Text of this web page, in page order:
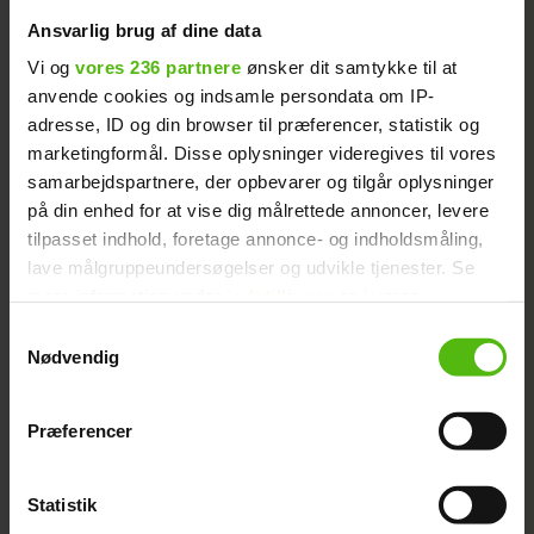
Ansvarlig brug af dine data
Vi og vores 236 partnere ønsker dit samtykke til at
anvende cookies og indsamle persondata om IP-
adresse, ID og din browser til præferencer, statistik og
marketingformål. Disse oplysninger videregives til vores
samarbejdspartnere, der opbevarer og tilgår oplysninger
på din enhed for at vise dig målrettede annoncer, levere
tilpasset indhold, foretage annonce- og indholdsmåling,
lave målgruppeundersøgelser og udvikle tjenester. Se
tilbage eller ændre indstillinger fra vores
"Cookiedeklaration", eller ved at trykke på "Privacy
Vi ønsker dit samtykke til at indsamle og bruge data for
Nødvendig
Præferencer
Statistik
Læs også:
Bolette og Jaffer deler stor
nyhed